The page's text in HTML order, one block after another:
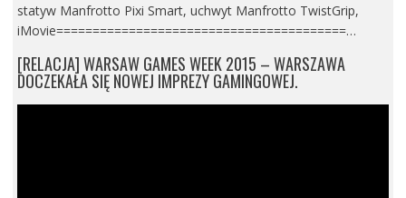
statyw Manfrotto Pixi Smart, uchwyt Manfrotto TwistGrip,
iMovie========================================…
[RELACJA] WARSAW GAMES WEEK 2015 – WARSZAWA
DOCZEKAŁA SIĘ NOWEJ IMPREZY GAMINGOWEJ.